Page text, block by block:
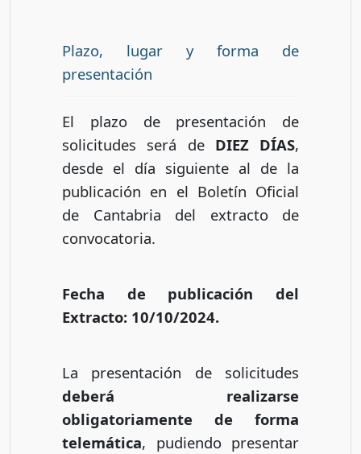
Plazo, lugar y forma de
presentación
El plazo de presentación de
solicitudes será de DIEZ DÍAS,
desde el día siguiente al de la
publicación en el Boletín Oficial
de Cantabria del extracto de
convocatoria.
Fecha de publicación del
Extracto: 10/10/2024.
La presentación de solicitudes
deberá realizarse
obligatoriamente de forma
telemática, pudiendo presentar